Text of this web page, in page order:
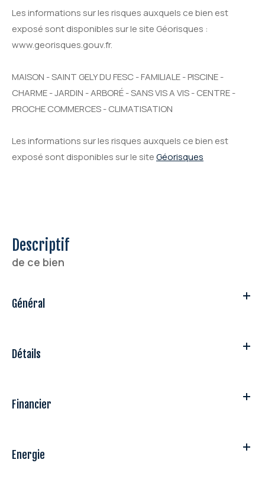
Les informations sur les risques auxquels ce bien est
exposé sont disponibles sur le site Géorisques :
www.georisques.gouv.fr.
MAISON - SAINT GELY DU FESC - FAMILIALE - PISCINE -
CHARME - JARDIN - ARBORÉ - SANS VIS A VIS - CENTRE -
PROCHE COMMERCES - CLIMATISATION
Les informations sur les risques auxquels ce bien est
exposé sont disponibles sur le siteGéorisques
descriptif
de ce bien
Général
Détails
Financier
Energie